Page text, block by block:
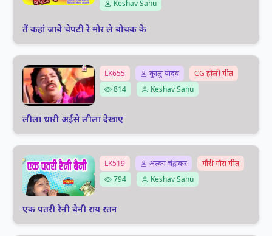
Keshav Sahu
तैं कहां जाबे चेपटी रे मोर ले बोचक के
LK655 दुकालु यादव
CG होली गीत
814
Keshav Sahu
लीला धारी अईसे लीला देखाए
LK519 अल्का चंद्राकर
गौरी गौरा गीत
794
Keshav Sahu
एक पतरी रैनी बैनी राय रतन